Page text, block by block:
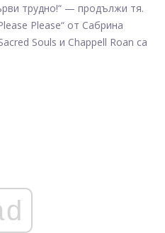
трудно!“ — продължи тя.
Please“ от Сабрина
Souls и Chappell Roan са